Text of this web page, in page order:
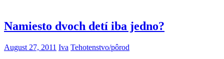
Namiesto dvoch detí iba jedno?
August 27, 2011 Iva Tehotenstvo/pôrod